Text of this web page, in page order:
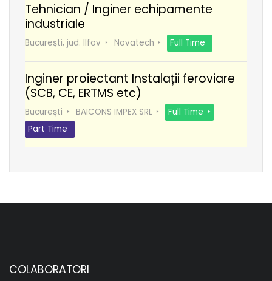
Tehnician / Inginer echipamente
industriale
București, jud. Ilfov Novatech Full Time
Inginer proiectant Instalații feroviare
(SCB, CE, ERTMS etc)
București BAICONS IMPEX SRL
Full Time
Part Time
COLABORATORI